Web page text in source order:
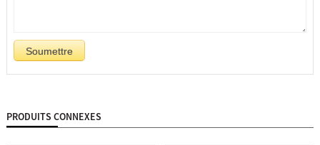
PRODUITS CONNEXES